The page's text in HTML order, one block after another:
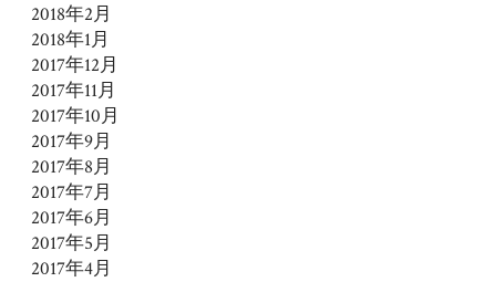
2018年2月
2018年1月
2017年12月
2017年11月
2017年10月
2017年9月
2017年8月
2017年7月
2017年6月
2017年5月
2017年4月